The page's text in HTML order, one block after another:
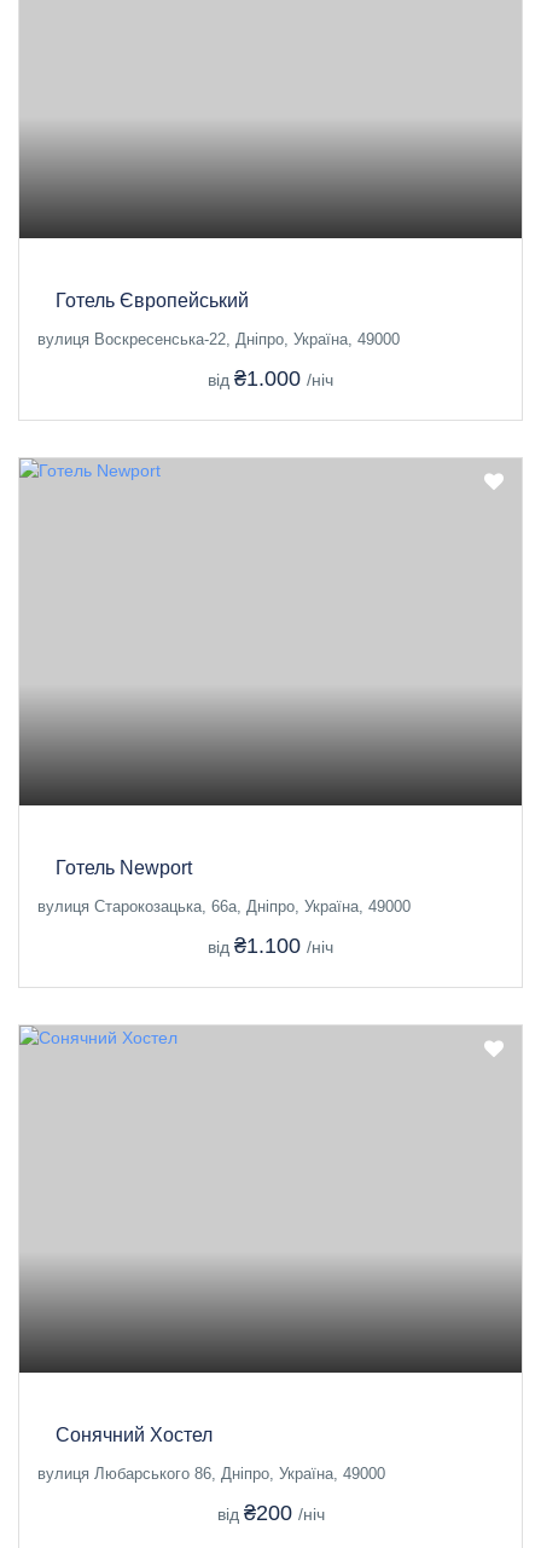
Готель Європейський
вулиця Воскресенська-22, Дніпро, Україна, 49000
від ₴1.000 /ніч
Готель Newport
вулиця Старокозацька, 66а, Дніпро, Україна, 49000
від ₴1.100 /ніч
Сонячний Хостел
вулиця Любарського 86, Дніпро, Україна, 49000
від ₴200 /ніч